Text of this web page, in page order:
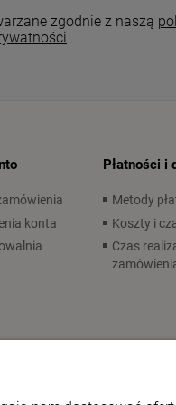
zgodnie z naszą
konta
Płatności i
Metody
Koszty i
Czas